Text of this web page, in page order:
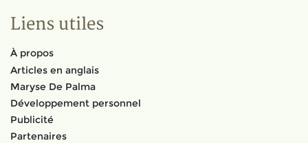
Liens utiles
À propos
Articles en anglais
Maryse De Palma
Développement personnel
Publicité
Partenaires